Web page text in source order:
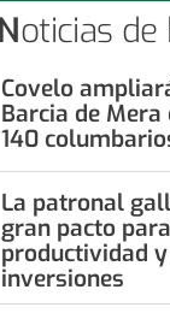
Noticias
Covelo
Barcia de
140
La patronal
gran pacto
productividad
inversiones